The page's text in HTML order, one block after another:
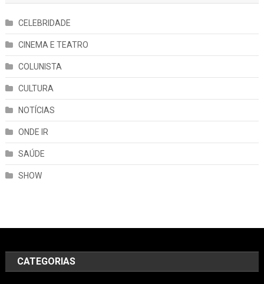
CELEBRIDADE
CINEMA E TEATRO
COLUNISTA
CULTURA
NOTÍCIAS
ONDE IR
SAÚDE
SHOW
CATEGORIAS